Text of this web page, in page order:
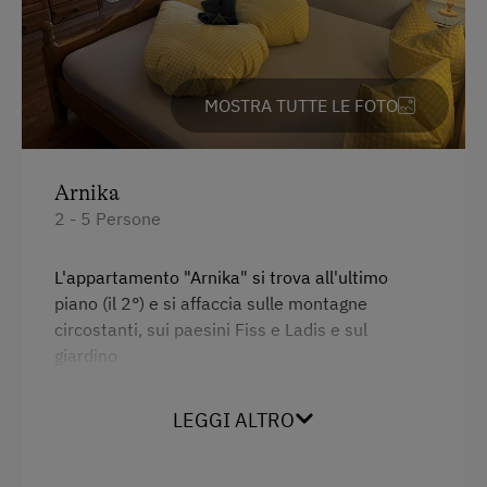
Navetta per la stazione ferroviaria
Bevanda di benvenuto
WiFi
Attività all'agiturismo o nei dintorni
Gite in montagna
Sentieri tra le malge
Frigorifero
Camere comunicanti
Edificio principale
Letto singolo
MOSTRA TUTTE LE FOTO
Arnika
2 - 5 Persone
L'appartamento "Arnika" si trova all'ultimo
piano (il 2°) e si affaccia sulle montagne
circostanti, sui paesini Fiss e Ladis e sul
giardino
a castello, ingresso con guardaroba e divano
LEGGI ALTRO